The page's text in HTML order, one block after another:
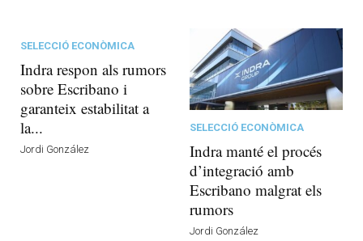
SELECCIÓ ECONÒMICA
Indra respon als rumors
sobre Escribano i
garanteix estabilitat a
la...
Jordi González
SELECCIÓ ECONÒMICA
Indra manté el procés
d’integració amb
Escribano malgrat els
rumors
Jordi González